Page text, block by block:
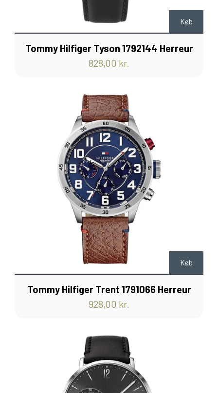
Køb
Tommy Hilfiger Tyson 1792144 Herreur
828,00 kr.
Køb
Tommy Hilfiger Trent 1791066 Herreur
928,00 kr.